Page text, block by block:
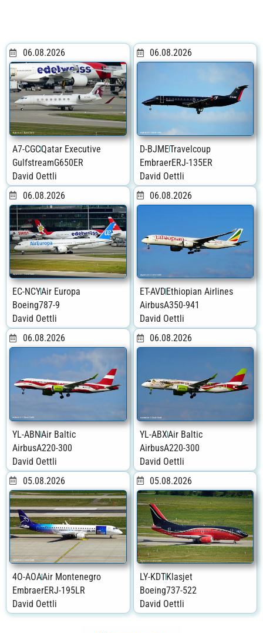
06.08.2026
A7-CGCQatar Executive
GulfstreamG650ER
David Oettli
06.08.2026
D-BJMETravelcoup
EmbraerERJ-135ER
David Oettli
06.08.2026
EC-NCYAir Europa
Boeing787-9
David Oettli
06.08.2026
ET-AVDEthiopian Airlines
AirbusA350-941
David Oettli
06.08.2026
YL-ABNAir Baltic
AirbusA220-300
David Oettli
06.08.2026
YL-ABXAir Baltic
AirbusA220-300
David Oettli
05.08.2026
4O-AOAAir Montenegro
EmbraerERJ-195LR
David Oettli
05.08.2026
LY-KDTKlasjet
Boeing737-522
David Oettli